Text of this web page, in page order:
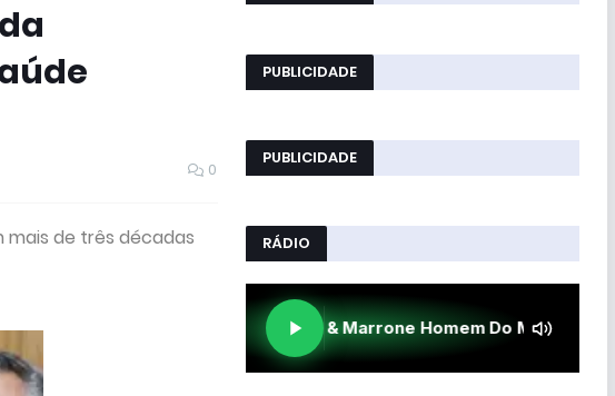
0
mais de três décadas
PUBLICIDADE
PUBLICIDADE
RÁDIO